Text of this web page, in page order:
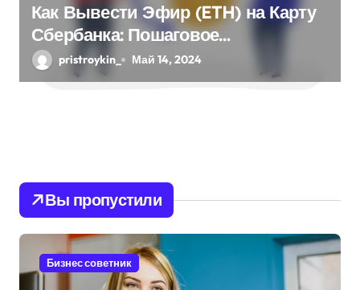
Как Вывести Эфир (ETH) на Карту
Сбербанка: Пошаговое
Руководство
pristroykin_ Май 14, 2024
Вы пропустили
Бизнес советник